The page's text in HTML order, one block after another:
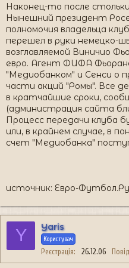
Наконец-то после
Нынешний президент
полномочия владельца
перешел в руки немецко-
возглавляемой Виничио
евро. Агент ФИФА
"Медиобанком" и Сенси о
части акций "Ромы". Все
в кратчайшие сроки,
(администрация сайта
Процесс передачи клуба
или, в крайнем случае, в
счет "Медиобанка"
источник: Евро-Футбол.Ру
Y Yaris
Користувач
Реєстрація 26.12.06